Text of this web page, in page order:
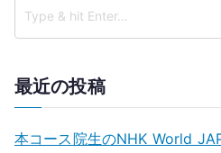
最近の投稿
本コース院生のNHK World